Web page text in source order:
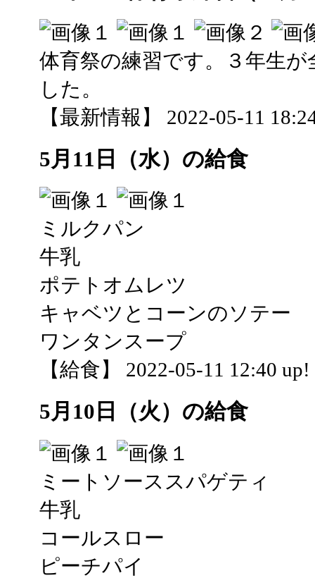
体育祭の練習です。３年生
した。
【最新情報】 2022-05-11
5月11日（水）の給食
ミルクパン
牛乳
ポテトオムレツ
キャベツとコーンのソテー
ワンタンスープ
【給食】 2022-05-11 12:40 up!
5月10日（火）の給食
ミートソーススパゲティ
牛乳
コールスロー
ピーチパイ